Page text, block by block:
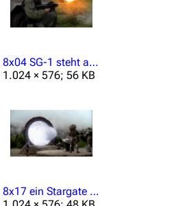
8x04 SG-1 steht auf P2X-887 unter Beschuss.jpg
1.024 × 576; 56 KB
8x17 ein Stargate wird aktiviert 1.jpg